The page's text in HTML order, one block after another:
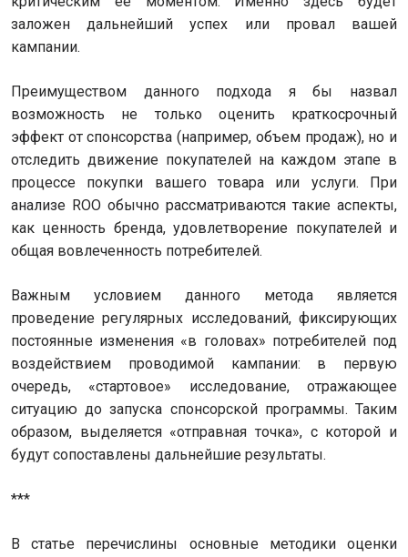
заложен дальнейший успех или провал вашей
кампании.
Преимуществом данного подхода я бы назвал
возможность не только оценить краткосрочный
эффект от спонсорства (например, объем продаж), но и
отследить движение покупателей на каждом этапе в
процессе покупки вашего товара или услуги. При
анализе ROO обычно рассматриваются такие аспекты,
как ценность бренда, удовлетворение покупателей и
общая вовлеченность потребителей.
Важным условием данного метода является
проведение регулярных исследований, фиксирующих
постоянные изменения «в головах» потребителей под
воздействием проводимой кампании: в первую
очередь, «стартовое» исследование, отражающее
ситуацию до запуска спонсорской программы. Таким
образом, выделяется «отправная точка», с которой и
будут сопоставлены дальнейшие результаты.
***
В статье перечислины основные методики оценки